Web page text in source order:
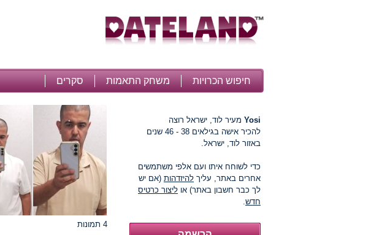
חיפוש הכרויות משחק התאמות סקרים
Yosi מעיר לוד, ישראל רוצה
להכיר אישה בגילאים 38 - 46 שנים
באזור לוד, ישראל.
כדי לשוחח איתו ועם אלפי משתמשים
אחרים באתר, עליך להיזדהות (אם יש
לך כבר חשבון באתר) או ליצור כרטיס
חדש.
4 תמונות